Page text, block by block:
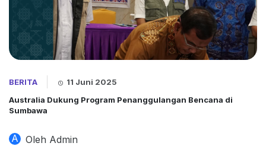
BERITA
11 Juni 2025
Australia Dukung Program Penanggulangan Bencana di
Sumbawa
A Oleh Admin